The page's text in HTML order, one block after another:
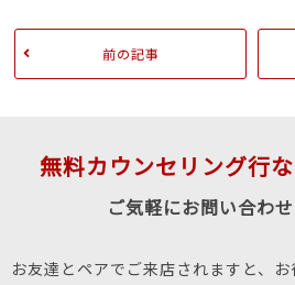
前の記事
無料カウンセリング行
ご気軽にお問い合わ
お友達とペアでご来店されますと、